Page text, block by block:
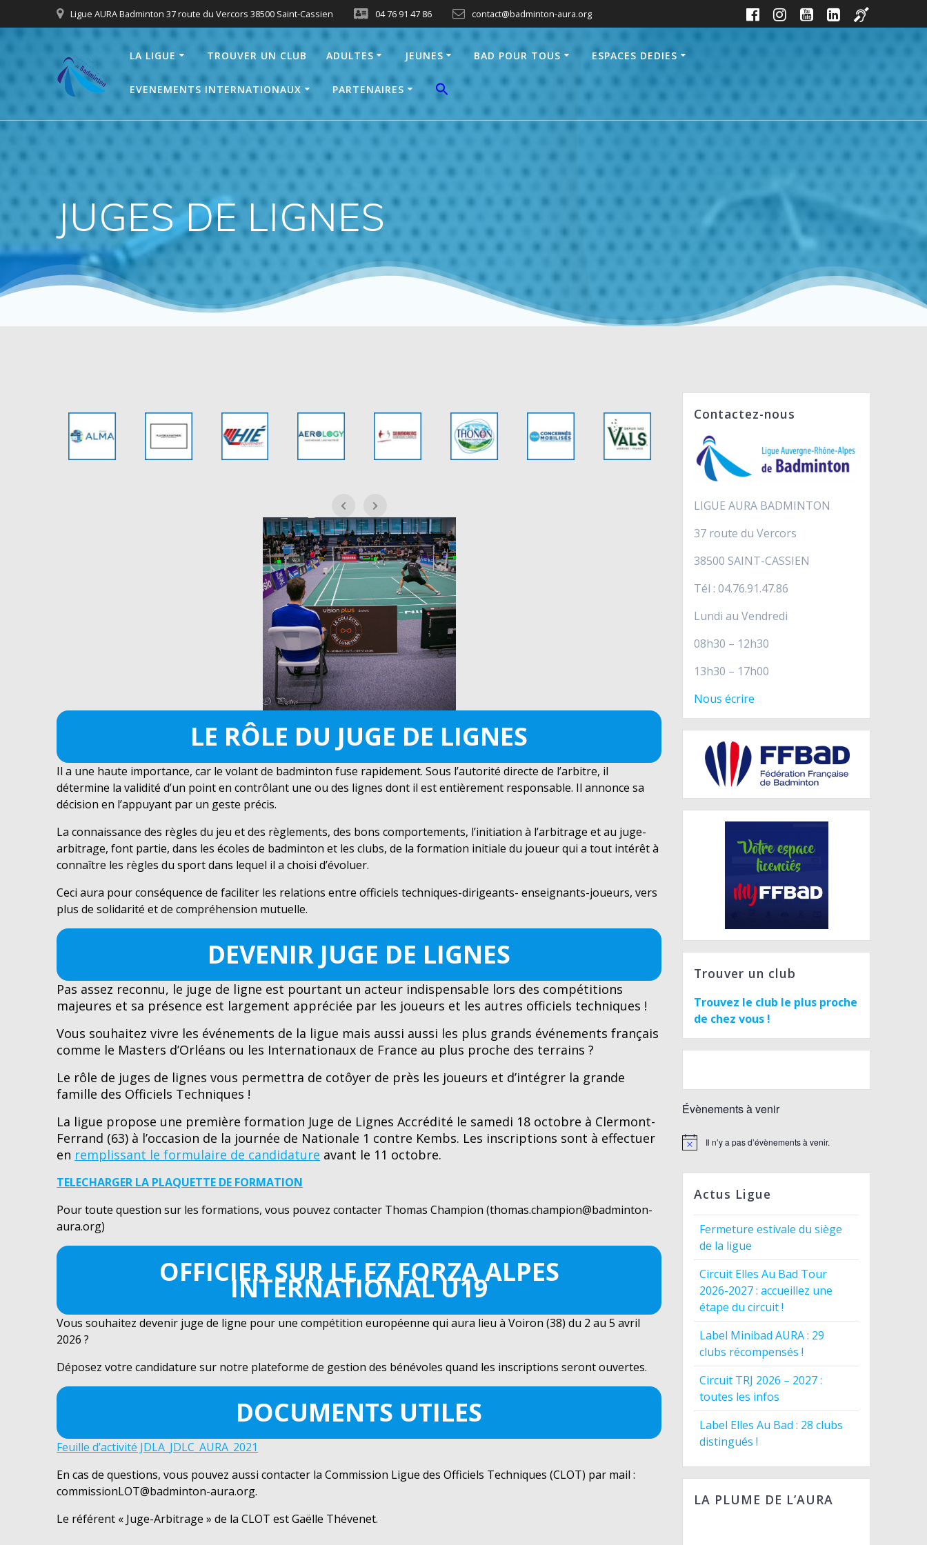
au
Ligue AURA Badminton 37 route du Vercors 38500 Saint-Cassien 04 76 91 47 86 contact@badminton-aura.org
LA LIGUE TROUVER UN CLUB ADULTES JEUNES BAD POUR TOUS ESPACES DEDIES
EVENEMENTS INTERNATIONAUX PARTENAIRES
JUGES DE LIGNES
LE RÔLE DU JUGE DE LIGNES
Il a une haute importance, car le volant de badminton fuse rapidement. Sous l’autorité directe de l’arbitre, il
détermine la validité d’un point en contrôlant une ou des lignes dont il est entièrement responsable. Il annonce sa
décision en l’appuyant par un geste précis.
La connaissance des règles du jeu et des règlements, des bons comportements, l’initiation à l’arbitrage et au juge-
arbitrage, font partie, dans les écoles de badminton et les clubs, de la formation initiale du joueur qui a tout intérêt à
connaître les règles du sport dans lequel il a choisi d’évoluer.
Ceci aura pour conséquence de faciliter les relations entre officiels techniques-dirigeants- enseignants-joueurs, vers
plus de solidarité et de compréhension mutuelle.
DEVENIR JUGE DE LIGNES
Pas assez reconnu, le juge de ligne est pourtant un acteur indispensable lors des compétitions
majeures et sa présence est largement appréciée par les joueurs et les autres officiels techniques !
Vous souhaitez vivre les événements de la ligue mais aussi aussi les plus grands événements français
comme le Masters d’Orléans ou les Internationaux de France au plus proche des terrains ?
Le rôle de juges de lignes vous permettra de cotôyer de près les joueurs et d’intégrer la grande
famille des Officiels Techniques !
La ligue propose une première formation Juge de Lignes Accrédité le samedi 18 octobre à Clermont-
Ferrand (63) à l’occasion de la journée de Nationale 1 contre Kembs. Les inscriptions sont à effectuer
en remplissant le formulaire de candidature avant le 11 octobre.
TELECHARGER LA PLAQUETTE DE FORMATION
Pour toute question sur les formations, vous pouvez contacter Thomas Champion (thomas.champion@badminton-
aura.org)
OFFICIER SUR LE FZ FORZA ALPES
INTERNATIONAL U19
Vous souhaitez devenir juge de ligne pour une compétition européenne qui aura lieu à Voiron (38) du 2 au 5 avril
2026 ?
Déposez votre candidature sur notre plateforme de gestion des bénévoles quand les inscriptions seront ouvertes.
DOCUMENTS UTILES
Feuille d’activité JDLA_JDLC_AURA_2021
En cas de questions, vous pouvez aussi contacter la Commission Ligue des Officiels Techniques (CLOT) par mail :
commissionLOT@badminton-aura.org.
Le référent « Juge-Arbitrage » de la CLOT est Gaëlle Thévenet.
Contactez-nous
LIGUE AURA BADMINTON
37 route du Vercors
38500 SAINT-CASSIEN
Tél : 04.76.91.47.86
Lundi au Vendredi
08h30 – 12h30
13h30 – 17h00
Nous écrire
Trouver un club
Trouvez le club le plus proche
de chez vous !
Évènements à venir
Notice Il n’y a pas d’évènements à venir.
Actus Ligue
Fermeture estivale du siège
de la ligue
Circuit Elles Au Bad Tour
2026-2027 : accueillez une
étape du circuit !
Label Minibad AURA : 29
clubs récompensés !
Circuit TRJ 2026 – 2027 :
toutes les infos
Label Elles Au Bad : 28 clubs
distingués !
LA PLUME DE L’AURA